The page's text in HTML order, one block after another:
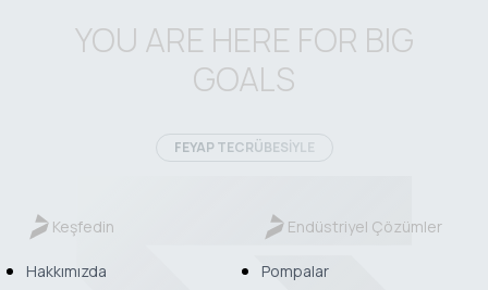
YOU ARE HERE FOR BIG
GOALS
FEYAP TECRÜBESİYLE
Keşfedin
Hakkımızda
Endüstriyel Çözümler
Pompalar